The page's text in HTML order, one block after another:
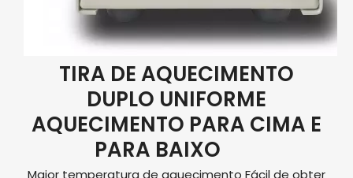
TIRA DE AQUECIMENTO
DUPLO UNIFORME
AQUECIMENTO PARA CIMA E
PARA BAIXO
Maior temperatura de aquecimento Fácil de obter